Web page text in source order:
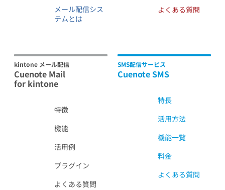
メール配信シス
テムとは
よくある質問
kintone メール配信
Cuenote Mail
for kintone
特徴
機能
活用例
プラグイン
よくある質問
SMS配信サービス
Cuenote SMS
特長
活用方法
機能一覧
料金
よくある質問